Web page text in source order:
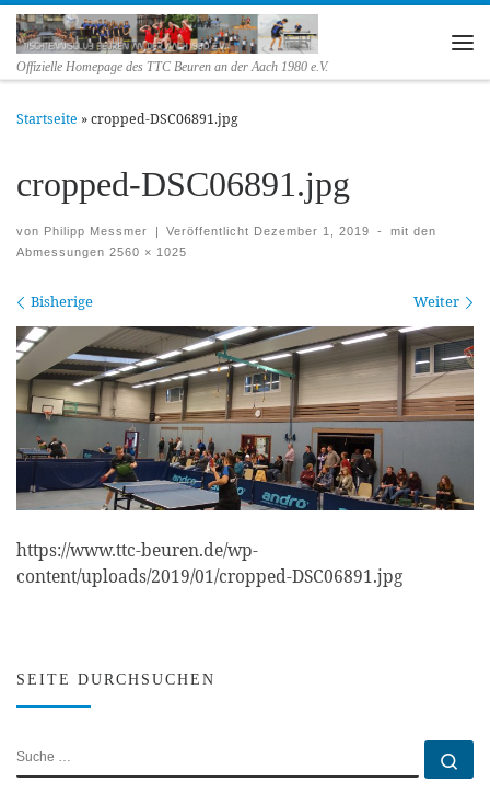
Zum Inhalt springen
Offizielle Homepage des TTC Beuren an der Aach 1980 e.V.
Startseite »cropped-DSC06891.jpg
cropped-DSC06891.jpg
von Philipp Messmer | Veröffentlicht Dezember 1, 2019 -
mit den
Abmessungen 2560 × 1025
Bilder Navigation
Bisherige Weiter
https://www.ttc-beuren.de/wp-
content/uploads/2019/01/cropped-DSC06891.jpg
SEITE DURCHSUCHEN
SUCHE